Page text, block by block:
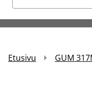
Etusivu GUM